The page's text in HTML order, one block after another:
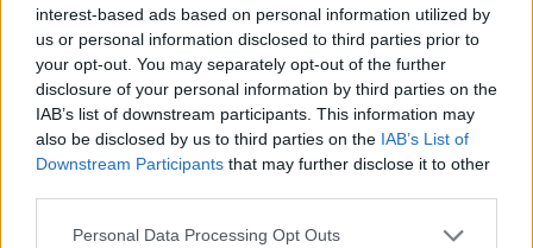
interest-based ads based on personal information utilized by
us or personal information disclosed to third parties prior to
your opt-out. You may separately opt-out of the further
disclosure of your personal information by third parties on the
IAB’s list of downstream participants. This information may
also be disclosed by us to third parties on the IAB’s List of
Downstream Participants that may further disclose it to other
Please note that this website/app uses one or more Google
Personal Data Processing Opt Outs
Ο οδηγόςδιακομίστηκεχωρίς τις αισθήσεις
του στονοσοκομείο Ευαγγελισμός, όπου
διαπιστώθηκε ο θάνατόςτου.
Το σοβαρό τροχαίο σημειώθηκε στο ρεύμα
ανόδου προςΕλευσίναστο ύψος της